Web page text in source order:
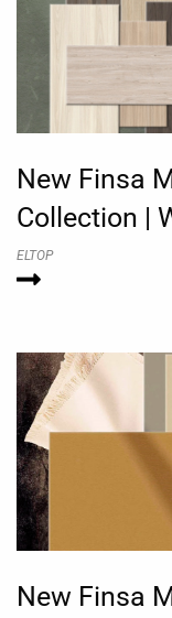
New Finsa
Collection |
ELTOP
New Finsa